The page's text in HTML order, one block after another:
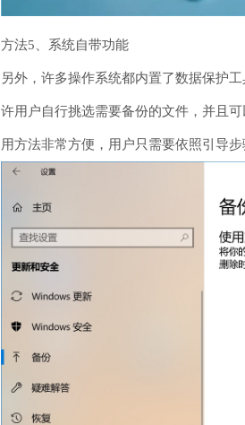
方法5、系统自带功能
另外，许多操作系统都内置了数据保护
许用户自行挑选需要备份的文件，并且
用方法非常方便，用户只需要依照引导